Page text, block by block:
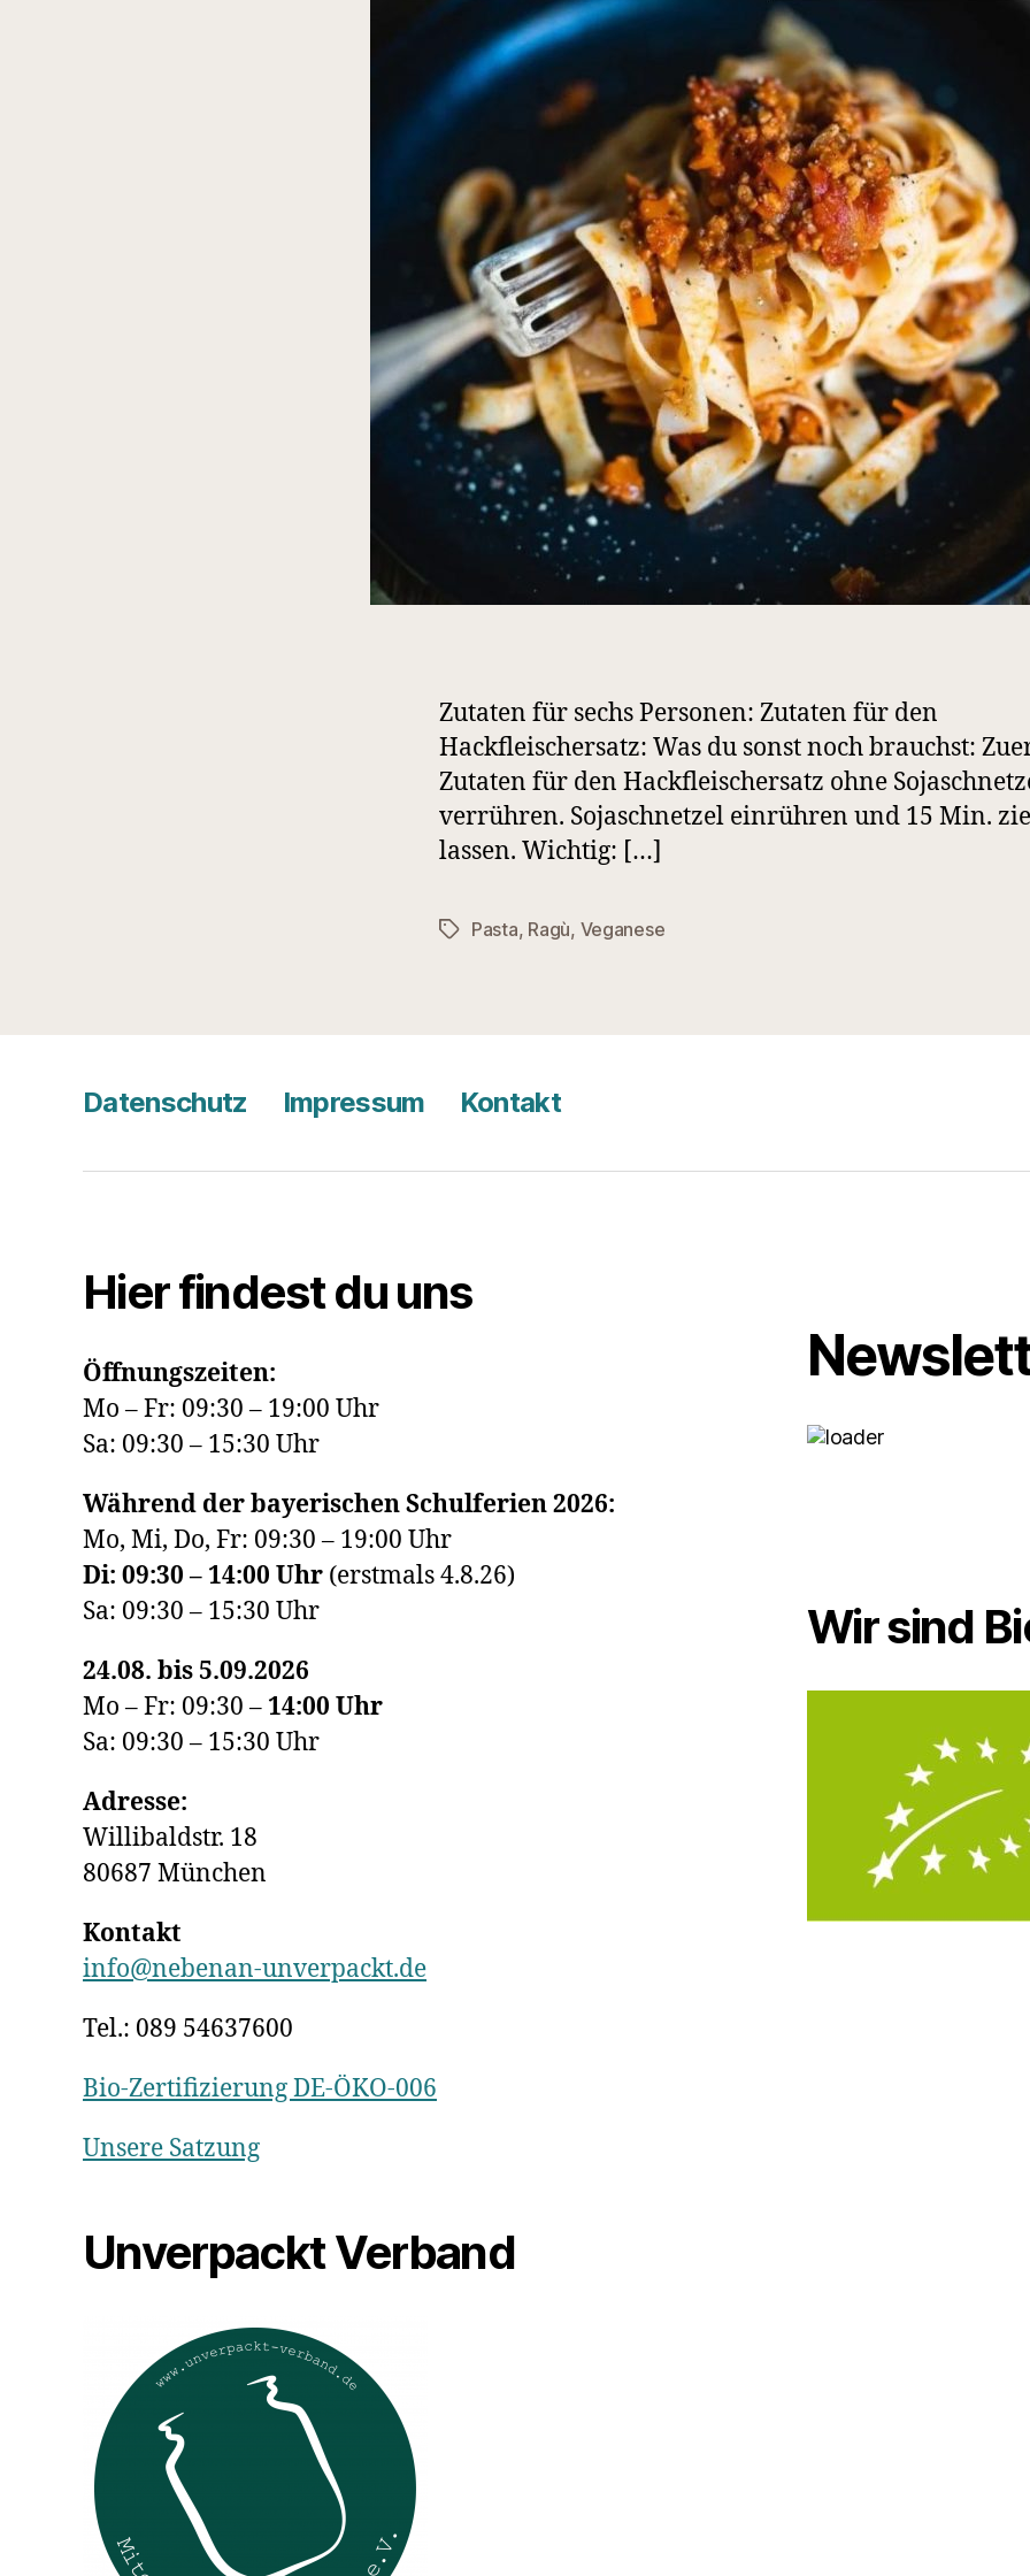
Zutaten für sechs Personen: Zutaten für den
Hackfleischersatz: Was du sonst noch brauchst:
Zutaten für den Hackfleischersatz ohne
verrühren. Sojaschnetzel einrühren und 15 Min.
lassen. Wichtig: […]
Schlagwörter
Pasta, Ragù, Veganese
Datenschutz Impressum Kontakt
Hier findest du uns
Öffnungszeiten:
Mo – Fr: 09:30 – 19:00 Uhr
Sa: 09:30 – 15:30 Uhr
Während der bayerischen Schulferien 2026:
Mo, Mi, Do, Fr: 09:30 – 19:00 Uhr
Di: 09:30 – 14:00 Uhr (erstmals 4.8.26)
Sa: 09:30 – 15:30 Uhr
24.08. bis 5.09.2026
Mo – Fr: 09:30 – 14:00 Uhr
Sa: 09:30 – 15:30 Uhr
Adresse:
Willibaldstr. 18
80687 München
Kontakt
info@nebenan-unverpackt.de
Tel.: 089 54637600
Bio-Zertifizierung DE-ÖKO-006
Unsere Satzung
Unverpackt Verband
Wir sind